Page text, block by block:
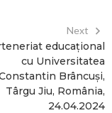
Next
educațional
cu Universitatea
Brâncuşi,
Târgu Jiu, România,
24.04.2024